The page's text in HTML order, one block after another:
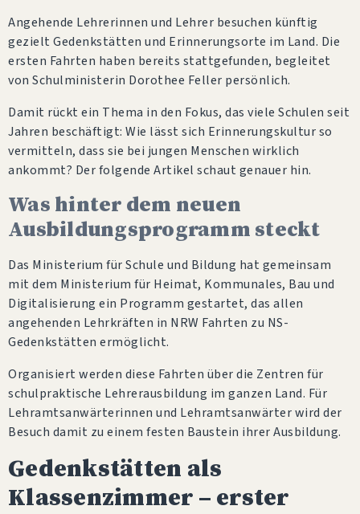
Angehende Lehrerinnen und Lehrer besuchen künftig
gezielt Gedenkstätten und Erinnerungsorte im Land. Die
ersten Fahrten haben bereits stattgefunden, begleitet
von Schulministerin Dorothee Feller persönlich.
Damit rückt ein Thema in den Fokus, das viele Schulen seit
Jahren beschäftigt: Wie lässt sich Erinnerungskultur so
vermitteln, dass sie bei jungen Menschen wirklich
ankommt? Der folgende Artikel schaut genauer hin.
Was hinter dem neuen
Ausbildungsprogramm steckt
Das Ministerium für Schule und Bildung hat gemeinsam
mit dem Ministerium für Heimat, Kommunales, Bau und
Digitalisierung ein Programm gestartet, das allen
angehenden Lehrkräften in NRW Fahrten zu NS-
Gedenkstätten ermöglicht.
Organisiert werden diese Fahrten über die Zentren für
schulpraktische Lehrerausbildung im ganzen Land. Für
Lehramtsanwärterinnen und Lehramtsanwärter wird der
Besuch damit zu einem festen Baustein ihrer Ausbildung.
Gedenkstätten als
Klassenzimmer – erster